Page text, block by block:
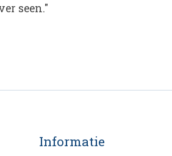
seen."
Informatie